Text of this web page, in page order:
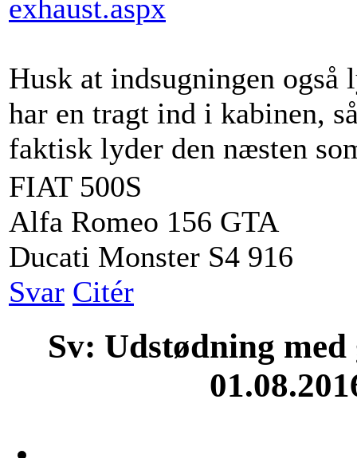
exhaust.aspx
Husk at indsugningen
har en tragt ind i kabinen,
faktisk lyder den næsten
FIAT 500S
Alfa Romeo 156 GTA
Ducati Monster S4 916
Svar Citér
Sv: Udstødning